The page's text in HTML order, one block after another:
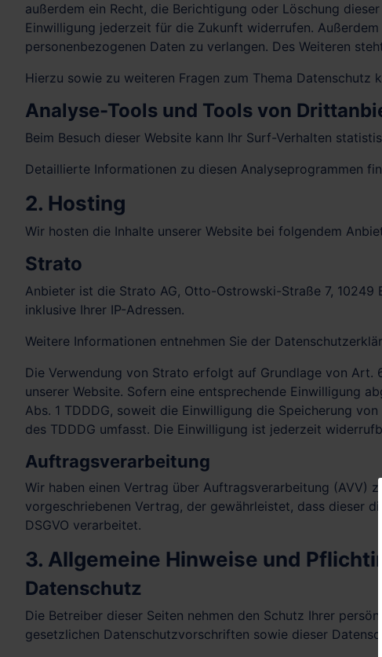
außerdem ein Recht, die Berichtigung oder Löschung
Einwilligung jederzeit für die Zukunft widerrufen.
personenbezogenen Daten zu verlangen. Des Weiteren
Hierzu sowie zu weiteren Fragen zum Thema Datenschutz
Analyse-Tools und Tools von
Beim Besuch dieser Website kann Ihr Surf-Verhalten
Detaillierte Informationen zu diesen Analyseprogrammen
2. Hosting
Wir hosten die Inhalte unserer Website bei folgendem
Strato
Anbieter ist die Strato AG, Otto-Ostrowski-Straße 7, 10249
inklusive Ihrer IP-Adressen.
Weitere Informationen entnehmen Sie der
Die Verwendung von Strato erfolgt auf Grundlage von Art.
unserer Website. Sofern eine entsprechende Einwilligung
Abs. 1 TDDDG, soweit die Einwilligung die Speicherung
des TDDDG umfasst. Die Einwilligung ist jederzeit
Auftragsverarbeitung
Wir haben einen Vertrag über Auftragsverarbeitung (AVV)
vorgeschriebenen Vertrag, der gewährleistet, dass dieser
DSGVO verarbeitet.
3. Allgemeine Hinweise und
Datenschutz
Die Betreiber dieser Seiten nehmen den Schutz Ihrer
gesetzlichen Datenschutzvorschriften sowie dieser